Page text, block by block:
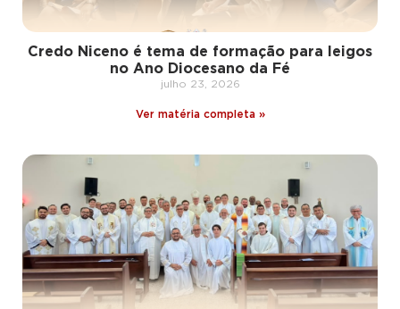
Credo Niceno é tema de formação para leigos
no Ano Diocesano da Fé
julho 23, 2026
Ver matéria completa »